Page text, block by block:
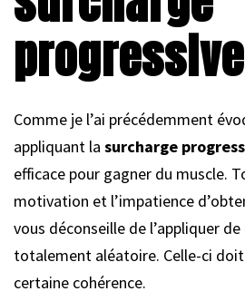
Comme je l’ai précédemment
appliquant la surcharge
efficace pour gagner du muscle.
motivation et l’impatience
vous déconseille de l’appliquer
totalement aléatoire. Celle-ci
certaine cohérence.